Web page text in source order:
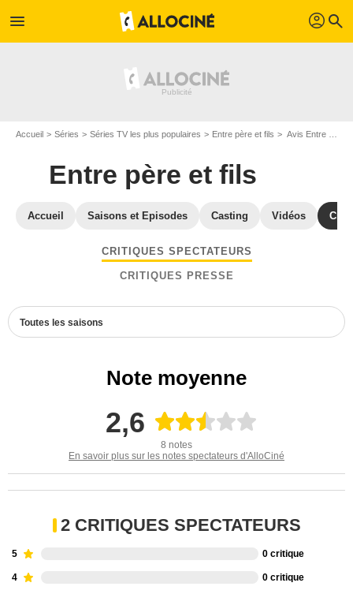
menu profil search
Accueil Séries Séries TV les plus populaires Entre père et fils Avis Entre père et fils
Entre père et fils
Accueil Saisons et Episodes Casting Vidéos
CRITIQUES SPECTATEURS
CRITIQUES PRESSE
Toutes les saisons
Note moyenne
2,6
8 notes
En savoir plus sur les notes spectateurs d'AlloCiné
2 CRITIQUES SPECTATEURS
5 0 critique
4 0 critique